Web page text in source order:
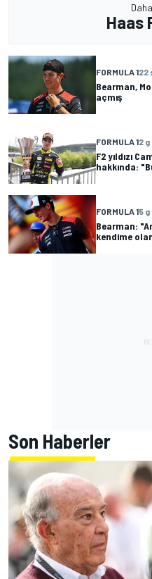
Haas
FORMULA 122
Bearman,
açmış
FORMULA 12 g
F2 yıldızı
hakkında:
FORMULA 15 g
Bearman:
kendime
Son Haberler